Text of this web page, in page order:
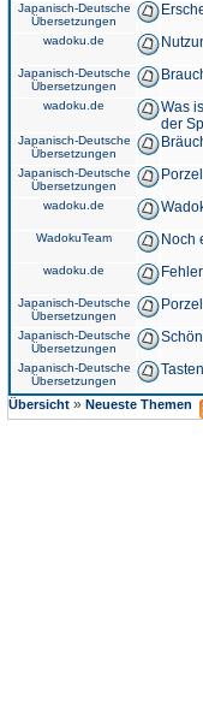
Japanisch-Deutsche
Übersetzungen
wadoku.de
Japanisch-Deutsche
Übersetzungen
wadoku.de
Was
der
Japanisch-Deutsche
Übersetzungen
Japanisch-Deutsche
Übersetzungen
wadoku.de
WadokuTeam Noch
wadoku.de
Japanisch-Deutsche
Übersetzungen
Japanisch-Deutsche
Übersetzungen
Japanisch-Deutsche
Übersetzungen
Übersicht » Neueste Themen